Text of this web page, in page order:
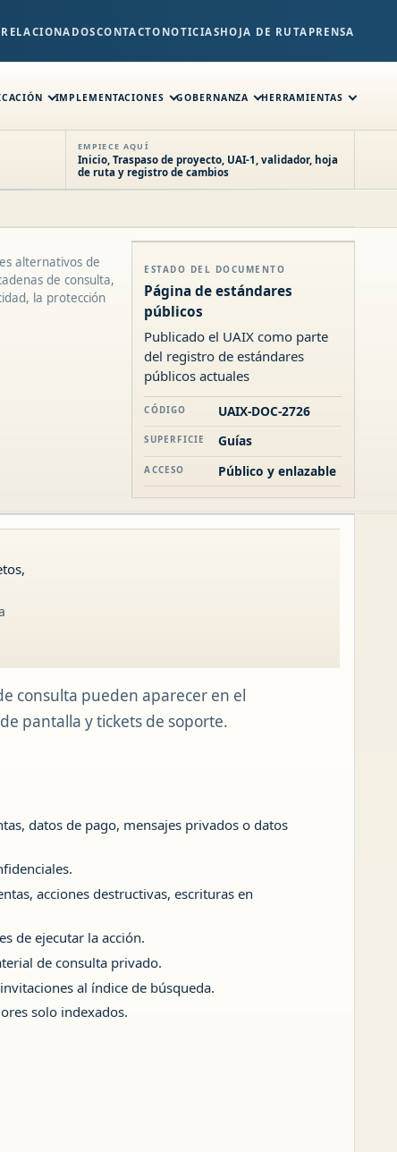
CONTACTO NOTICIASHOJA DE RUTA PRENSA
IMPLEMENTACIONES GOBERNANZA HERRAMIENTAS
EMPIECE AQUÍ
Inicio, Traspaso de proyecto, UAI-1, validador, hoja
de ruta y registro de cambios
alternativos de
de consulta,
la protección
ESTADO DEL DOCUMENTO
Página de estándares
públicos
Publicado el UAIX como parte
del registro de estándares
públicos actuales
CÓDIGO UAIX-DOC-2726
SUPERFICIE Guías
ACCESO Público y enlazable
consulta pueden aparecer en el
pantalla y tickets de soporte.
datos de pago, mensajes privados o datos
acciones destructivas, escrituras en
de ejecutar la acción.
de consulta privado.
al índice de búsqueda.
solo indexados.